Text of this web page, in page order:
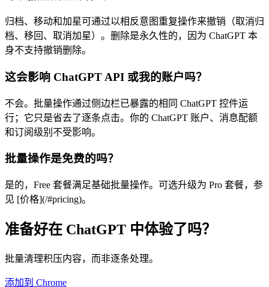
归档、移动和加星可通过以相反意图重复操作来撤销（取消归
档、移回、取消加星）。删除是永久性的，因为 ChatGPT 本
身不支持撤销删除。
这会影响 ChatGPT API 或我的账户吗？
不会。批量操作通过侧边栏已暴露的相同 ChatGPT 控件运
行；它只是省去了逐条点击。你的 ChatGPT 账户、消息配额
和订阅级别不受影响。
批量操作是免费的吗？
是的，Free 套餐满足基础批量操作。可选升级为 Pro 套餐，参
见 [价格](/#pricing)。
准备好在 ChatGPT 中体验了吗？
批量清理积压内容，而非逐条处理。
添加到 Chrome